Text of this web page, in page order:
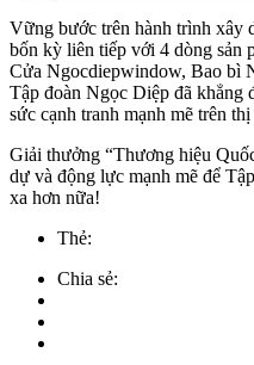
Vững bước trên hành trình xây
bốn kỳ liên tiếp với 4 dòng sản
Cửa Ngocdiepwindow, Bao bì
Tập đoàn Ngọc Diệp đã khẳng
sức cạnh tranh mạnh mẽ trên
Giải thưởng “Thương hiệu
dự và động lực mạnh mẽ để
xa hơn nữa!
Thẻ:
Chia sẻ: